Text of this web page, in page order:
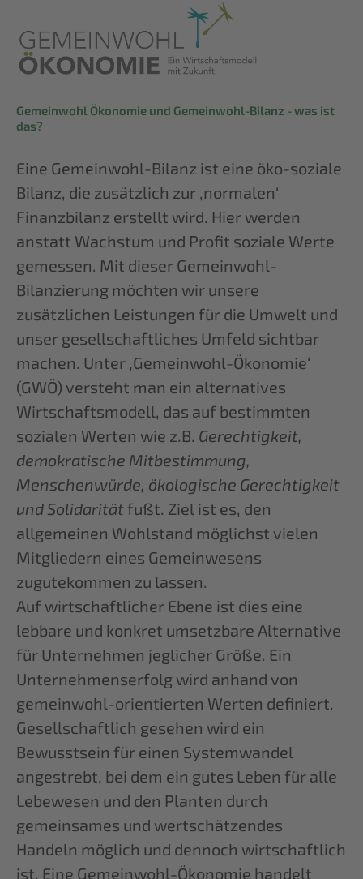
Gemeinwohl Ökonomie und Gemeinwohl-Bilanz - was ist
das?
Eine Gemeinwohl-Bilanz ist eine öko-soziale
Bilanz, die zusätzlich zur ‚normalen‘
Finanzbilanz erstellt wird. Hier werden
anstatt Wachstum und Profit soziale Werte
gemessen. Mit dieser Gemeinwohl-
Bilanzierung möchten wir unsere
zusätzlichen Leistungen für die Umwelt und
unser gesellschaftliches Umfeld sichtbar
machen. Unter ‚Gemeinwohl-Ökonomie‘
(GWÖ) versteht man ein alternatives
Wirtschaftsmodell, das auf bestimmten
sozialen Werten wie z.B. Gerechtigkeit,
demokratische Mitbestimmung,
Menschenwürde, ökologische Gerechtigkeit
und Solidarität fußt. Ziel ist es, den
allgemeinen Wohlstand möglichst vielen
Mitgliedern eines Gemeinwesens
zugutekommen zu lassen.
Auf wirtschaftlicher Ebene ist dies eine
lebbare und konkret umsetzbare Alternative
für Unternehmen jeglicher Größe. Ein
Unternehmenserfolg wird anhand von
gemeinwohl-orientierten Werten definiert.
Gesellschaftlich gesehen wird ein
Bewusstsein für einen Systemwandel
angestrebt, bei dem ein gutes Leben für alle
Lebewesen und den Planten durch
gemeinsames und wertschätzendes
Handeln möglich und dennoch wirtschaftlich
ist. Eine Gemeinwohl-Ökonomie handelt